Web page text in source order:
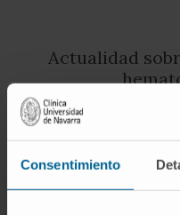
Consentimiento
Actualidad